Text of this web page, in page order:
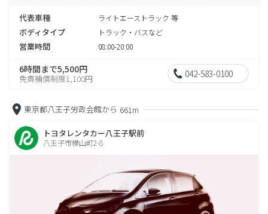
代表車種 ライトエーストラック 等
ボディタイプ トラック・バスなど
営業時間 08:00-20:00
6時間まで5,500円
免責補償制度1,100円 042-583-0100
東京都八王子労政会館から 661m
トヨタレンタカー八王子駅前
八王子市横山町2-8